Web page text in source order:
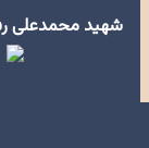
شهید محمدعلی